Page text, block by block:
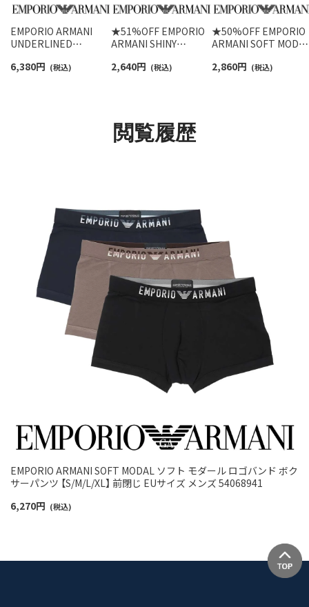
EMPORIO ARMANI
UNDERLINED
ラインド ロゴバンド メ
6,380円 (税込)
★51%OFF EMPORIO
ARMANI SHINY
ャイニーロゴバンド ボ
2,640円 (税込)
★50%OFF EMPORIO
ARMANI SOFT
ル ボクサーパンツ
2,860円 (税込)
閲覧履歴
EMPORIO ARMANI SOFT MODAL ソフト モダール ロゴバンド ボク
サーパンツ 【S/M/L/XL】 前閉じ EUサイズ メンズ 54068941
6,270円 (税込)